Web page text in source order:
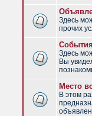
Здесь
прочих
Здесь
Вы
Место
В этом